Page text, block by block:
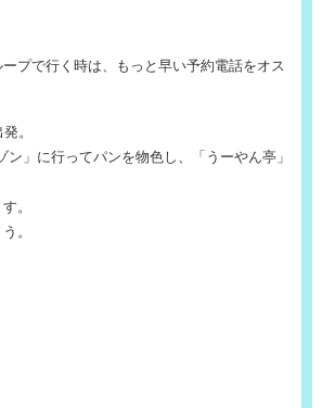
プで行く時は、もっと早い予約電話をオス
。
」に行ってパンを物色し、「うーやん亭」
。
。